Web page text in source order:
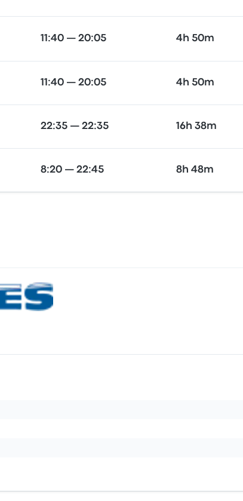
11:40 — 20:05 4h 50m
11:40 — 20:05 4h 50m
22:35 — 22:35 16h 38m
8:20 — 22:45 8h 48m